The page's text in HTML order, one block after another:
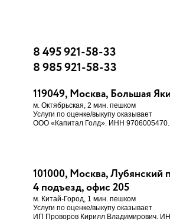
8 495 921-58-33
8 985 921-58-33
119049, Москва, Большая
м. Октябрьская, 2 мин. пешком
Услуги по оценке/выкупу оказывает
ООО «Капитал Голд». ИНН 9706005470.
101000, Москва, Лубянский
4 подъезд, офис 205
м. Китай-Город, 1 мин. пешком
Услуги по оценке/выкупу оказывает
ИП Проворов Кирилл Владимирович.